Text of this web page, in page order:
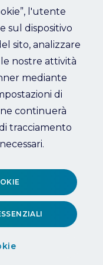
l'utente
sul dispositivo
sito, analizzare
nostre attività
mediante
di
continuerà
tracciamento